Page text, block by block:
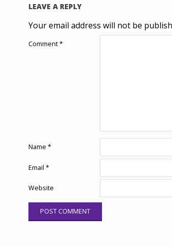
LEAVE A REPLY
Your email address will not be
Comment*
Name *
Email *
Website